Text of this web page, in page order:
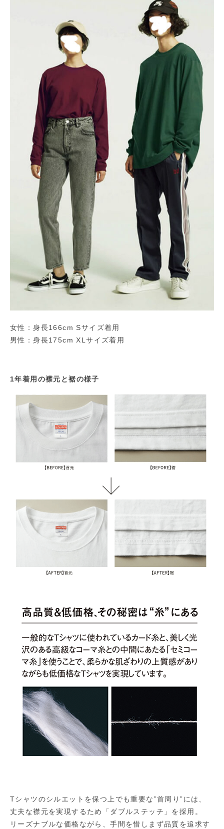
女性：身長166cm Sサイズ着用
男性：身長175cm XLサイズ着用
1年着用の襟元と裾の様子
Tシャツのシルエットを保つ上でも重要な”首周り”には、
丈夫な襟元を実現するため「ダブルステッチ」を採用。
リーズナブルな価格ながら、手間を惜しまず品質を追求す